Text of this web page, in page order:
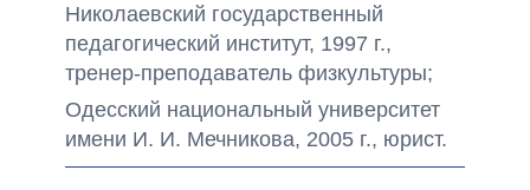
Николаевский государственный
педагогический институт, 1997 г.,
тренер-преподаватель физкультуры;
Одесский национальный университет
имени И. И. Мечникова, 2005 г., юрист.